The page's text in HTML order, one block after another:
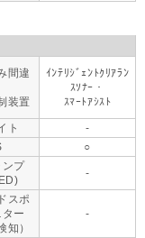
間違
装置
ｲﾝﾃﾘｼﾞｪﾝﾄｸﾘｱﾗﾝ
ｽｿﾅｰ・
ｽﾏｰﾄｱｼｽﾄ
ト
-
○
ンプ
-
スポ
ー
知）
-